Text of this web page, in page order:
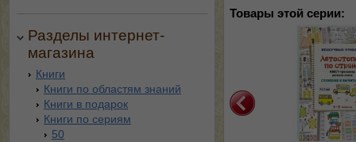
Разделы интернет-
магазина
Книги
Книги по областям знаний
Книги в подарок
Книги по сериям
50
Товары этой серии: